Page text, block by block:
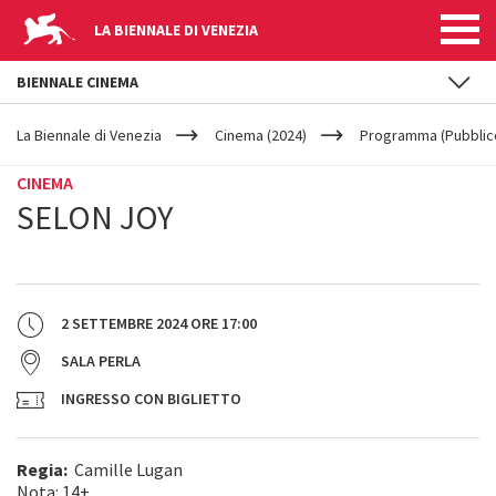
LA BIENNALE DI VENEZIA
YOUR
ARE
La Biennale di Venezia Cinema (2024) Programma
CINEMA
SELON JOY
2 SETTEMBRE 2024ORE 17:00
SALA PERLA
INGRESSO CON BIGLIETTO
Regia: Camille Lugan
Nota: 14+
BIENNALE CINEMA